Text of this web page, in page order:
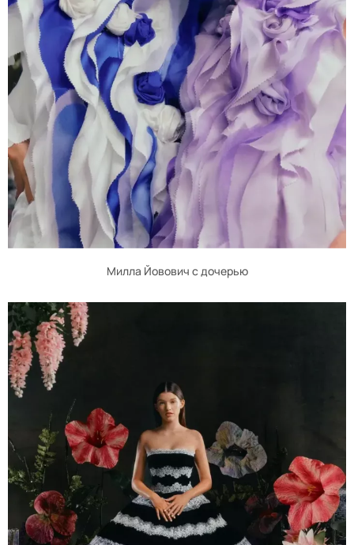
Милла Йовович с дочерью